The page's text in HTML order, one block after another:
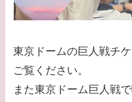
東京ドームの巨人戦チ
ご覧ください。
また東京ドーム巨人戦